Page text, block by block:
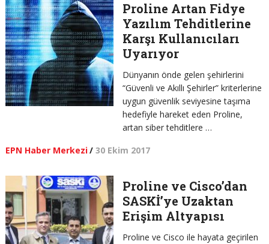
Proline Artan Fidye
Yazılım Tehditlerine
Karşı Kullanıcıları
Uyarıyor
Dünyanın önde gelen şehirlerini
“Güvenli ve Akıllı Şehirler” kriterlerine
uygun güvenlik seviyesine taşıma
hedefiyle hareket eden Proline,
artan siber tehditlere …
EPN Haber Merkezi/ 30 Ekim 2017
Proline ve Cisco’dan
SASKİ’ye Uzaktan
Erişim Altyapısı
Proline ve Cisco ile hayata geçirilen